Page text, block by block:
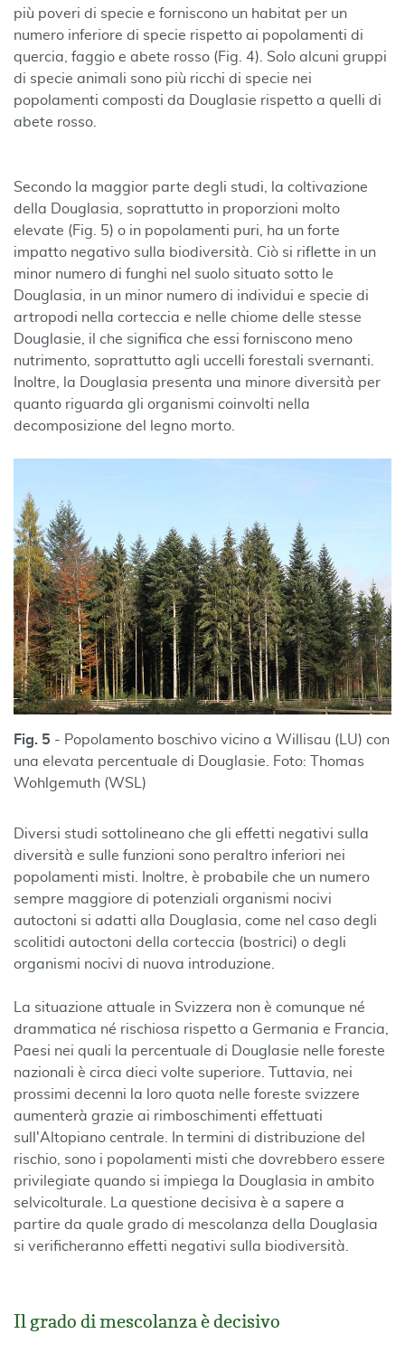
più poveri di specie e forniscono un habitat per un
numero inferiore di specie rispetto ai popolamenti di
quercia, faggio e abete rosso (Fig. 4). Solo alcuni gruppi
di specie animali sono più ricchi di specie nei
popolamenti composti da Douglasie rispetto a quelli di
abete rosso.
Secondo la maggior parte degli studi, la coltivazione
della Douglasia, soprattutto in proporzioni molto
elevate (Fig. 5) o in popolamenti puri, ha un forte
impatto negativo sulla biodiversità. Ciò si riflette in un
minor numero di funghi nel suolo situato sotto le
Douglasia, in un minor numero di individui e specie di
artropodi nella corteccia e nelle chiome delle stesse
Douglasie, il che significa che essi forniscono meno
nutrimento, soprattutto agli uccelli forestali svernanti.
Inoltre, la Douglasia presenta una minore diversità per
quanto riguarda gli organismi coinvolti nella
decomposizione del legno morto.
Fig. 5 - Popolamento boschivo vicino a Willisau (LU) con
una elevata percentuale di Douglasie. Foto: Thomas
Wohlgemuth (WSL)
Diversi studi sottolineano che gli effetti negativi sulla
diversità e sulle funzioni sono peraltro inferiori nei
popolamenti misti. Inoltre, è probabile che un numero
sempre maggiore di potenziali organismi nocivi
autoctoni si adatti alla Douglasia, come nel caso degli
scolitidi autoctoni della corteccia (bostrici) o degli
organismi nocivi di nuova introduzione.
La situazione attuale in Svizzera non è comunque né
drammatica né rischiosa rispetto a Germania e Francia,
Paesi nei quali la percentuale di Douglasie nelle foreste
nazionali è circa dieci volte superiore. Tuttavia, nei
prossimi decenni la loro quota nelle foreste svizzere
aumenterà grazie ai rimboschimenti effettuati
sull'Altopiano centrale. In termini di distribuzione del
rischio, sono i popolamenti misti che dovrebbero essere
privilegiate quando si impiega la Douglasia in ambito
selvicolturale. La questione decisiva è a sapere a
partire da quale grado di mescolanza della Douglasia
si verificheranno effetti negativi sulla biodiversità.
Il grado di mescolanza è decisivo